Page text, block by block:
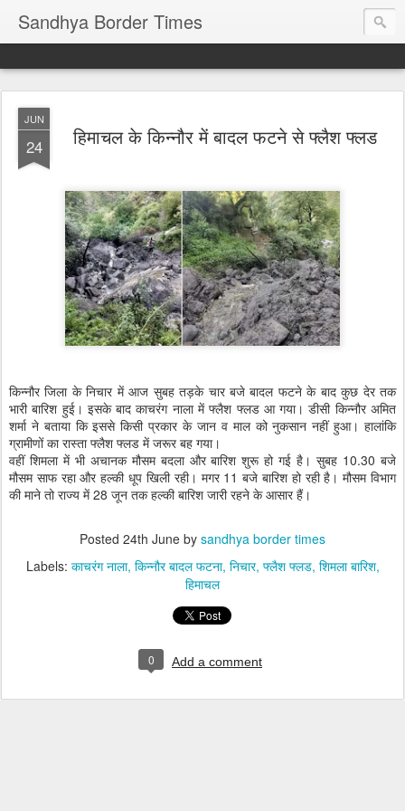
Sandhya Border Times
JUN
24 हिमाचल के किन्नौर में बादल फटने से फ्लैश फ्लड
किन्नौर जिला के निचार में आज सुबह तड़के चार बजे बादल फटने के बाद कुछ देर तक
भारी बारिश हुई। इसके बाद काचरंग नाला में फ्लैश फ्लड आ गया। डीसी किन्नौर अमित
शर्मा ने बताया कि इससे किसी प्रकार के जान व माल को नुकसान नहीं हुआ। हालांकि
ग्रामीणों का रास्ता फ्लैश फ्लड में जरूर बह गया।
वहीं शिमला में भी अचानक मौसम बदला और बारिश शुरू हो गई है। सुबह 10.30 बजे
मौसम साफ रहा और हल्की धूप खिली रही। मगर 11 बजे बारिश हो रही है। मौसम विभाग
की माने तो राज्य में 28 जून तक हल्की बारिश जारी रहने के आसार हैं।
Posted 24th June by sandhya border times
Labels: काचरंग नाला किन्नौर बादल फटना निचार फ्लैश फ्लड शिमला बारिश
हिमाचल
0 Add a comment